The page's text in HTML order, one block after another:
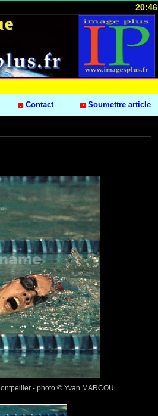
20:46
Contact Soumettre article
- photo:© Yvan MARCOU